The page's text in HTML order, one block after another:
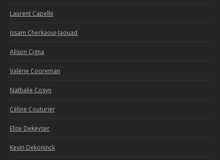
Laurent Capelle
Issam Cherkaoui-Jaouad
Alison Cigna
Valérie Cooreman
Nathalie Cosyn
Céline Couturier
Elise Dekeyser
Kevin Dekoninck